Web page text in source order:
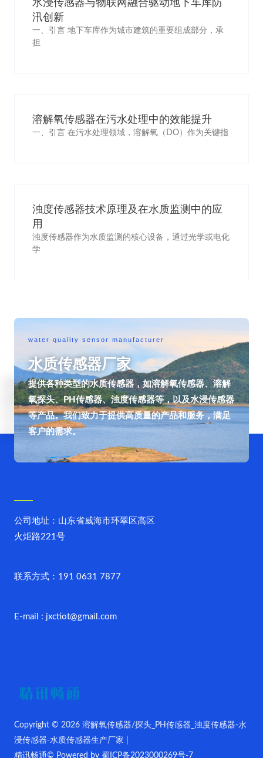
汛创新
一、引言 地下车库作为城市建筑的重要组成部分，承
担
溶解氧传感器在污水处理中的效能提升
一、引言 在污水处理领域，溶解氧（DO）作为关键指
浊度传感器技术原理及在水质监测中的应
用
浊度传感器作为水质监测的核心设备，通过光学或电化
学
water quality sensor manufacturer
水质传感器厂家
提供各种类型的水质传感器，如溶解氧传感器、溶解
氧探头、PH传感器、浊度传感器等，以及水浸传感器
等产品。我们致力于提供高质量的产品和服务，满足
客户的需求。
Copyright © 2026 溶解氧传感器/探头_PH传感器_浊度传感器-水
浸传感器-水质传感器生产厂家 |
精讯畅通© Powered by 蜀ICP备2023000269号-7
公司地址：山东省威海市环翠区高区
火炬路221号
联系方式：191 0631 7877
E-mail : jxctiot@gmail.com